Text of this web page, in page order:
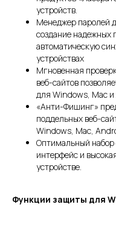
устройств.
Менеджер паролей
создание надежных
автоматическую
устройствах
Мгновенная
веб-сайтов
для Windows, Mac
«Анти-Фишинг»
поддельных веб-
Windows, Mac,
Оптимальный
интерфейс и
устройстве.
Функции защиты для